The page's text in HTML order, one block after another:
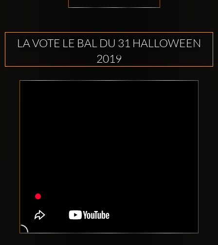
LA VOTE LE BAL DU 31 HALLOWEEN
2019